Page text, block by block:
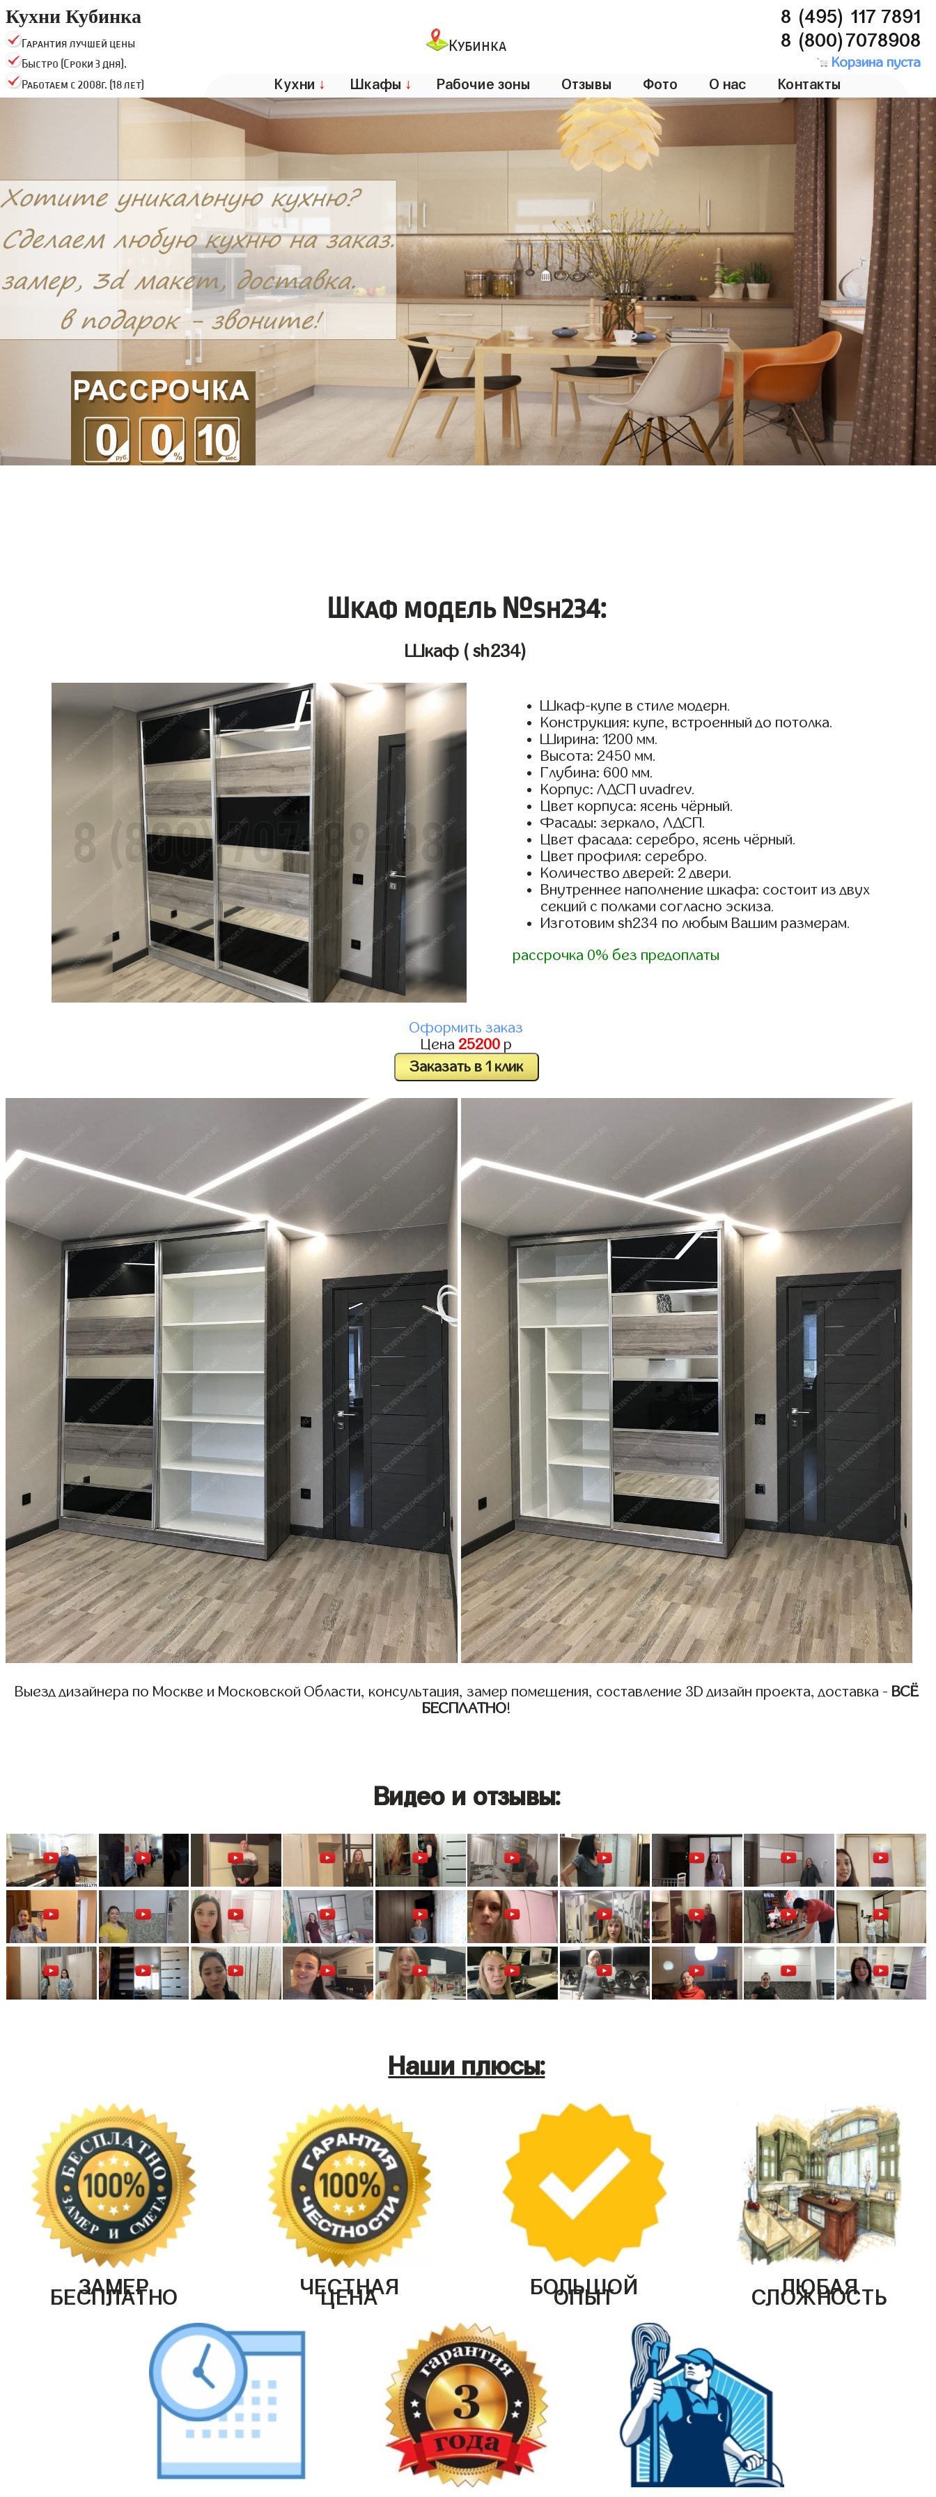
Кухни Кубинка
Гарантия лучшей цены
Быстро (Сроки 3 дня).
Работаем с 2008г. (18 лет)
Кубинка
8 (495) 117 7891
8 (800)7078908
Корзина пуста
Кухни ↓ Шкафы ↓ Рабочие зоны Отзывы Фото О нас Контакты
Шкаф модель №sh234:
Шкаф ( sh234)
Шкаф-купе в стиле модерн.
Конструкция: купе, встроенный до потолка.
Ширина: 1200 мм.
Высота: 2450 мм.
Глубина: 600 мм.
Корпус: ЛДСП uvadrev.
Цвет корпуса: ясень чёрный.
Фасады: зеркало, ЛДСП.
Цвет фасада: серебро, ясень чёрный.
Цвет профиля: серебро.
Количество дверей: 2 двери.
Внутреннее наполнение шкафа: состоит из двух
секций с полками согласно эскиза.
Изготовим sh234 по любым Вашим размерам.
рассрочка 0% без предоплаты
Оформить заказ
Цена 25200 р
Заказать в 1 клик
Выезд дизайнера по Москве и Московской Области, консультация, замер помещения, составление 3D дизайн проекта, доставка - ВСЁ
БЕСПЛАТНО!
Видео и отзывы:
Наши плюсы:
ЗАМЕР
БЕСПЛАТНО ЧЕСТНАЯ
ЦЕНА БОЛЬШОЙ
ОПЫТ ЛЮБАЯ
СЛОЖНОСТЬ